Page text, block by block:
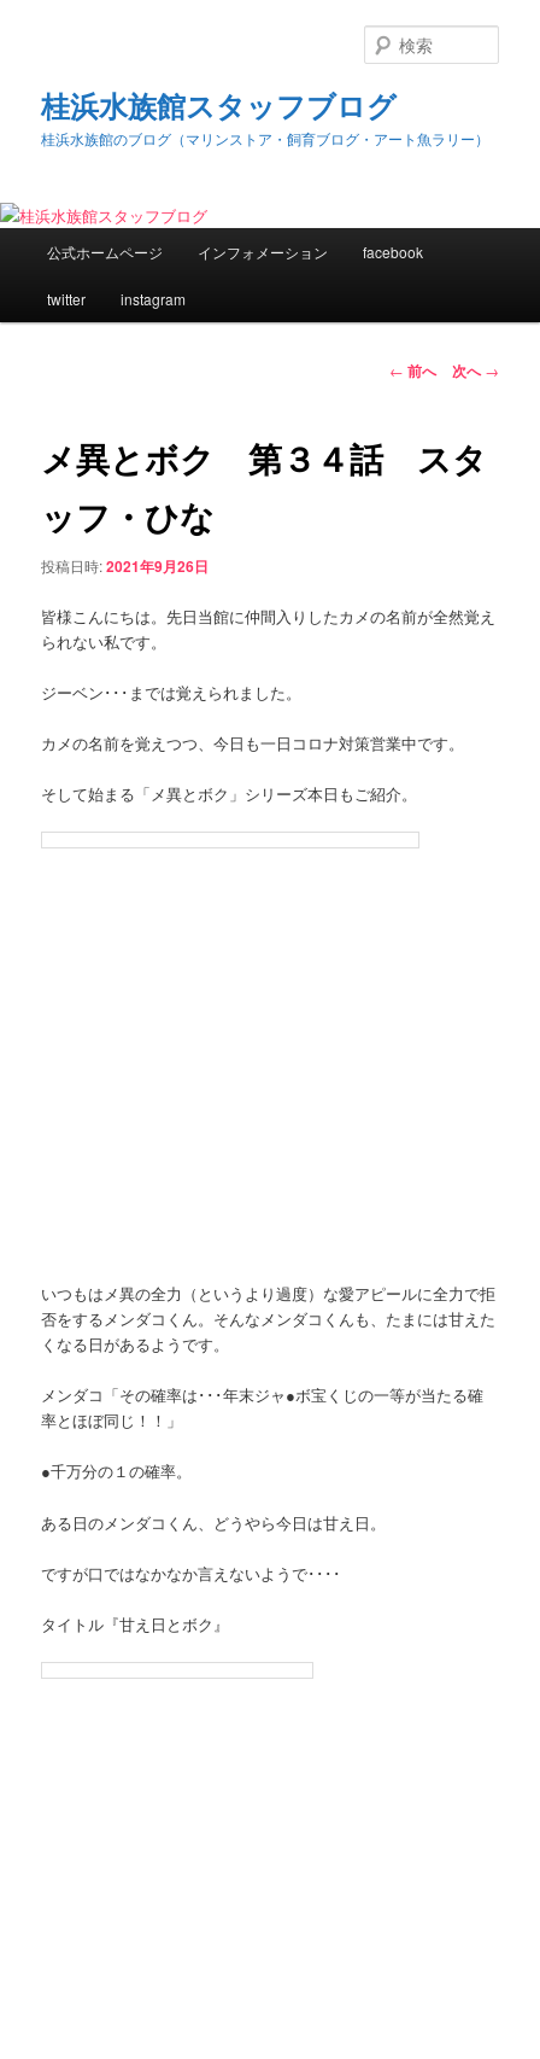
桂浜水族館スタッフブログ
桂浜水族館のブログ（マリンストア・飼育ブログ・アート魚ラリー）
索
メ
メ
イ
ン
テ
ン
ツ
公式ホームページ インフォメーション facebook
twitter instagram
投
← 前へ 次へ→
メ異とボク 第３４話 スタ
ッフ・ひな
投稿日時:2021年9月26日
皆様こんにちは。先日当館に仲間入りしたカメの名前が全然覚え
られない私です。
ジーベン･･･までは覚えられました。
カメの名前を覚えつつ、今日も一日コロナ対策営業中です。
そして始まる「メ異とボク」シリーズ本日もご紹介。
いつもはメ異の全力（というより過度）な愛アピールに全力で拒
否をするメンダコくん。そんなメンダコくんも、たまには甘えた
くなる日があるようです。
メンダコ「その確率は･･･年末ジャ●ボ宝くじの一等が当たる確
率とほぼ同じ！！」
●千万分の１の確率。
ある日のメンダコくん、どうやら今日は甘え日。
ですが口ではなかなか言えないようで････
タイトル『甘え日とボク』